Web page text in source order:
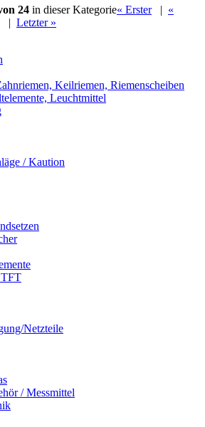
24 in dieser Kategorie« Erster| «
| Letzter »
Keilriemen, Riemenscheiben
Leuchtmittel
/ Kaution
Netzteile
/ Messmittel